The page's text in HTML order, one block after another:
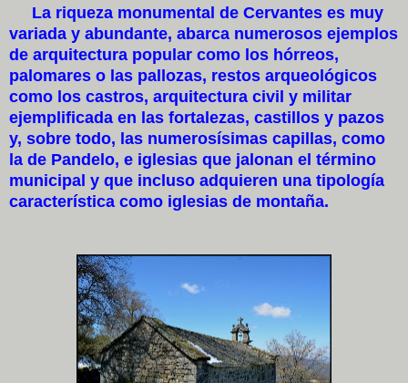
La riqueza monumental de Cervantes es muy
variada y abundante, abarca numerosos ejemplos
de arquitectura popular como los hórreos,
palomares o las pallozas, restos arqueológicos
como los castros, arquitectura civil y militar
ejemplificada en las fortalezas, castillos y pazos
y, sobre todo, las numerosísimas capillas, como
la de Pandelo, e iglesias que jalonan el término
municipal y que incluso adquieren una tipología
característica como iglesias de montaña.